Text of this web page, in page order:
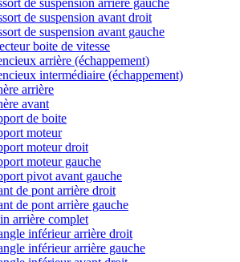
de suspension arrière gauche
de suspension avant droit
de suspension avant gauche
boite de vitesse
arrière (échappement)
intermédiaire (échappement)
arrière
avant
de boite
moteur
moteur droit
moteur gauche
pivot avant gauche
de pont arrière droit
de pont arrière gauche
arrière complet
inférieur arrière droit
inférieur arrière gauche